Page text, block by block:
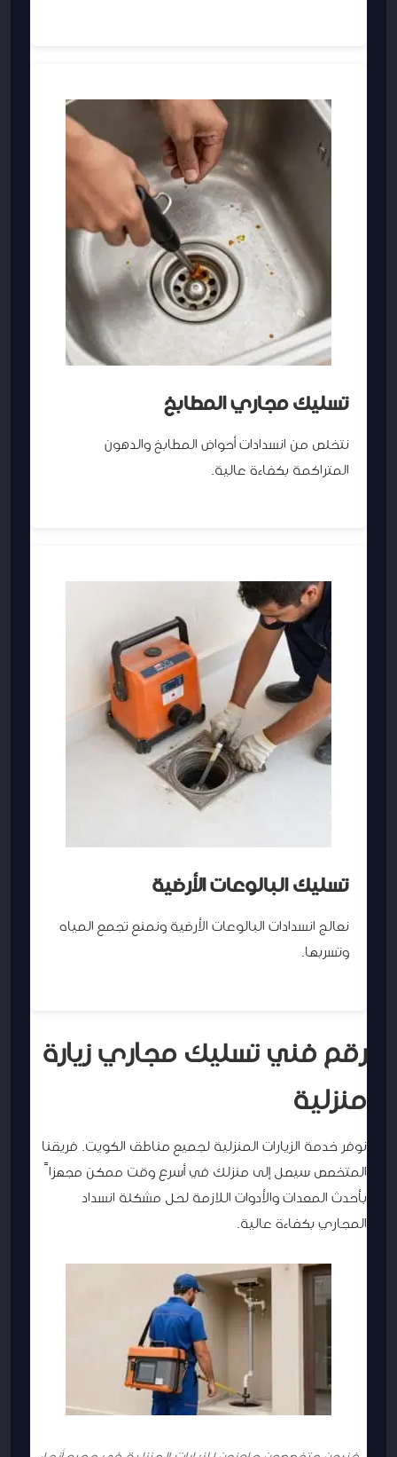
تسليك مجاري المطابخ
نتخلص من انسدادات أحواض المطابخ والدهون
المتراكمة بكفاءة عالية.
تسليك البالوعات الأرضية
نعالج انسدادات البالوعات الأرضية ونمنع تجمع المياه
وتسربها.
رقم فني تسليك مجاري زيارة
منزلية
نوفر خدمة الزيارات المنزلية لجميع مناطق الكويت. فريقنا
المتخصص سيصل إلى منزلك في أسرع وقت ممكن مجهزاً
بأحدث المعدات والأدوات اللازمة لحل مشكلة انسداد
المجاري بكفاءة عالية.